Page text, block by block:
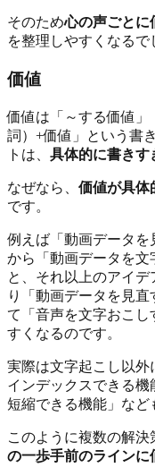
そのため心の声ごとに
を整理しやすくなるで
価値
価値は「～する価値
詞）+価値」という書
トは、 具体的に書きす
なぜなら、 価値が具体
です。
例えば「動画データ
から「動画データを文
と、それ以上のアイ
り「動画データを見
て「音声を文字おこ
すくなるのです。
実際は文字起こし以外
インデックスできる
短縮できる機能」など
このように複数の解決
の一歩手前のラインに